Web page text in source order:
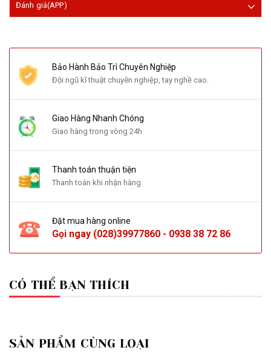
Đánh giá(APP)
Bảo Hành Bảo Trì Chuyên Nghiệp
Đội ngũ kĩ thuật chuyên nghiệp, tay nghề cao.
Giao Hàng Nhanh Chóng
Giao hàng trong vòng 24h
Thanh toán thuận tiện
Thanh toán khi nhận hàng
Đặt mua hàng online
Gọi ngay (028)39977860 - 0938 38 72 86
CÓ THỂ BẠN THÍCH
SẢN PHẨM CÙNG LOẠI